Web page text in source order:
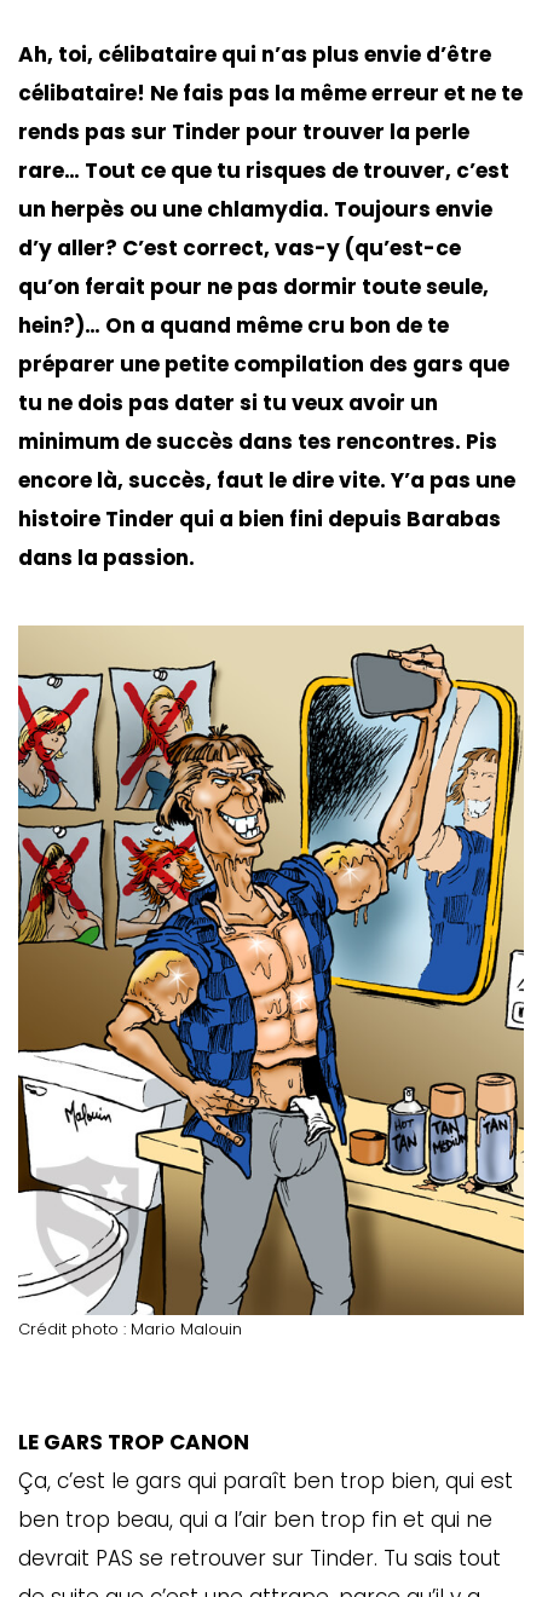
Ah, toi, célibataire qui n’as plus envie d’être
célibataire! Ne fais pas la même erreur et ne te
rends pas sur Tinder pour trouver la perle
rare… Tout ce que tu risques de trouver, c’est
un herpès ou une chlamydia. Toujours envie
d’y aller? C’est correct, vas-y (qu’est-ce
qu’on ferait pour ne pas dormir toute seule,
hein?)… On a quand même cru bon de te
préparer une petite compilation des gars que
tu ne dois pas dater si tu veux avoir un
minimum de succès dans tes rencontres. Pis
encore là, succès, faut le dire vite. Y’a pas une
histoire Tinder qui a bien fini depuis Barabas
dans la passion.
Crédit photo : Mario Malouin
LE GARS TROP CANON
Ça, c’est le gars qui paraît ben trop bien, qui est
ben trop beau, qui a l’air ben trop fin et qui ne
devrait PAS se retrouver sur Tinder. Tu sais tout